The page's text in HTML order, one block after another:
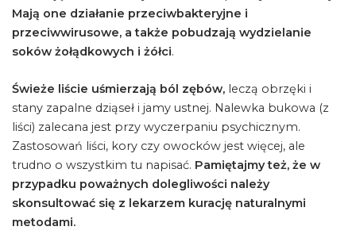
Mają one działanie przeciwbakteryjne i
przeciwwirusowe, a także pobudzają wydzielanie
soków żołądkowych i żółci.
Świeże liście uśmierzają ból zębów, leczą obrzęki i
stany zapalne dziąseł i jamy ustnej. Nalewka bukowa (z
liści) zalecana jest przy wyczerpaniu psychicznym.
Zastosowań liści, kory czy owocków jest więcej, ale
trudno o wszystkim tu napisać. Pamiętajmy też, że w
przypadku poważnych dolegliwości należy
skonsultować się z lekarzem kurację naturalnymi
metodami.